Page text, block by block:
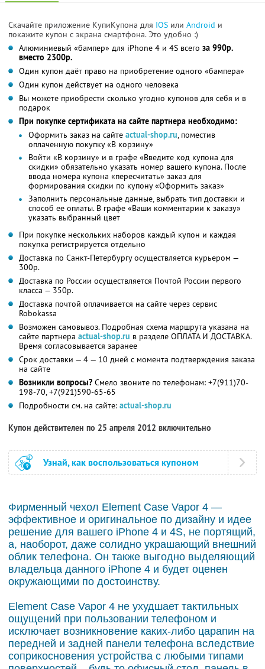
Скачайте приложение КупиКупона для IOS или Android и
покажите купон с экрана смартфона. Это удобно :)
Алюминиевый «бампер» для iPhone 4 и 4S всего за 990р.
вместо 2300р.
Один купон даёт право на приобретение одного «бампера»
Один купон действует на одного человека
Вы можете приобрести сколько угодно купонов для себя и в
подарок
При покупке сертификата на сайте партнера необходимо:
Оформить заказ на сайте actual-shop.ru, поместив
оплаченную покупку «В корзину»
Войти «В корзину» и в графе «Введите код купона для
скидки» обязательно указать номер вашего купона. После
ввода номера купона «пересчитать» заказ для
формирования скидки по купону «Оформить заказ»
Заполнить персональные данные, выбрать тип доставки и
способ ее оплаты. В графе «Ваши комментарии к заказу»
указать выбранный цвет
При покупке нескольких наборов каждый купон и каждая
покупка регистрируется отдельно
Доставка по Санкт-Петербургу осуществляется курьером —
300р.
Доставка по России осуществляется Почтой России первого
класса — 350р.
Доставка почтой оплачивается на сайте через сервис
Robokassa
Возможен самовывоз. Подробная схема маршрута указана на
сайте партнера actual-shop.ru в разделе ОПЛАТА И ДОСТАВКА.
Время согласовывается заранее
Срок доставки — 4 — 10 дней с момента подтверждения заказа
на сайте
Возникли вопросы? Смело звоните по телефонам: +7(911)70-
198-70, +7(921)590-65-65
Подробности см. на сайте: actual-shop.ru
Купон действителен по 25 апреля 2012 включительно
Узнай, как воспользоваться купоном
Фирменный чехол Element Case Vapor 4 —
эффективное и оригинальное по дизайну и идее
решение для вашего iPhone 4 и 4S, не портящий,
а, наоборот, даже солидно украшающий внешний
облик телефона. Он также выгодно выделяющий
владельца данного iPhone 4 и будет оценен
окружающими по достоинству.
Element Case Vapor 4 не ухудшает тактильных
ощущений при пользовании телефоном и
исключает возникновение каких-либо царапин на
передней и задней панели телефона вследствие
соприкосновения устройства с любыми типами